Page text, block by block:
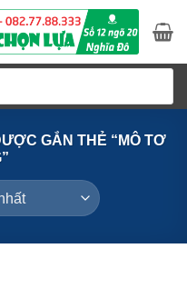
GẮN THẺ “MÔ TƠ